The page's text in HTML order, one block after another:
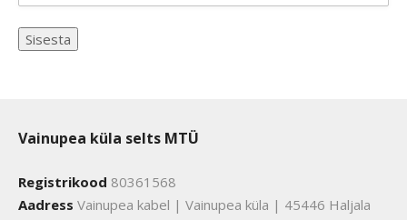
Vainupea küla selts MTÜ
Registrikood 80361568
Aadress Vainupea kabel | Vainupea küla | 45446 Haljala